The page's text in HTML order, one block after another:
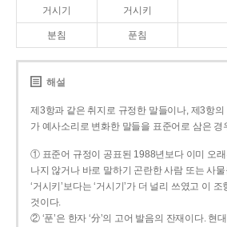
거시기 거시키
분침 푼침
해설
제3항과 같은 취지로 규정한 말들이나, 제3항의
가 예사소리로 변화한 말들을 표준어로 삼은 경
① 표준어 규정이 공표된 1988년보다 이미 오
나지 않거나 바로 말하기 곤란한 사람 또는 사
‘거시키’보다는 ‘거시기’가 더 널리 쓰였고 이
것이다.
② ‘푼’은 한자 ‘分’의 고어 발음의 잔재이다. 현대